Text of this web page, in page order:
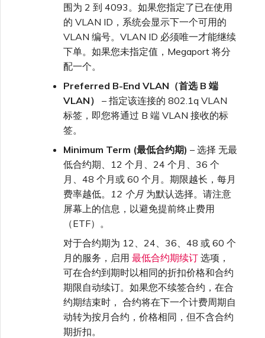
围为 2 到 4093。如果您指定了已在使用
的 VLAN ID，系统会显示下一个可用的
VLAN 编号。VLAN ID 必须唯一才能继续
下单。如果您未指定值，Megaport 将分
配一个。
Preferred B-End VLAN（首选 B 端
VLAN）
– 指定该连接的 802.1q VLAN
标签，即您将通过 B 端 VLAN 接收的标
签。
Minimum Term (最低合约期) – 选择 无最
低合约期、12 个月、24 个月、36 个
月、48 个月或 60 个月。期限越长，每月
费率越低。 12 个月 为默认选择。请注意
屏幕上的信息，以避免提前终止费用
（ETF）。
对于合约期为 12、24、36、48 或 60 个
月的服务，启用 最低合约期续订 选项，
可在合约到期时以相同的折扣价格和合约
期限自动续订。如果您不续签合约，在合
约期结束时， 合约将在下一个计费周期自
动转为按月合约，价格相同，但不含合约
期折扣。